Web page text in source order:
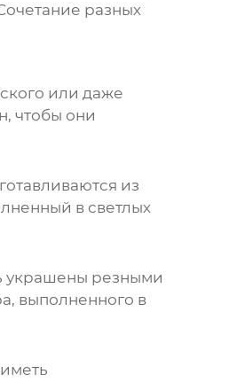
разных
или даже
, чтобы они
из
в светлых
украшены резными
выполненного в